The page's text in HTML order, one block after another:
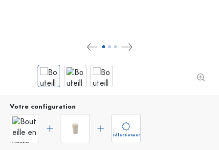
Votre configuration
sélectionner